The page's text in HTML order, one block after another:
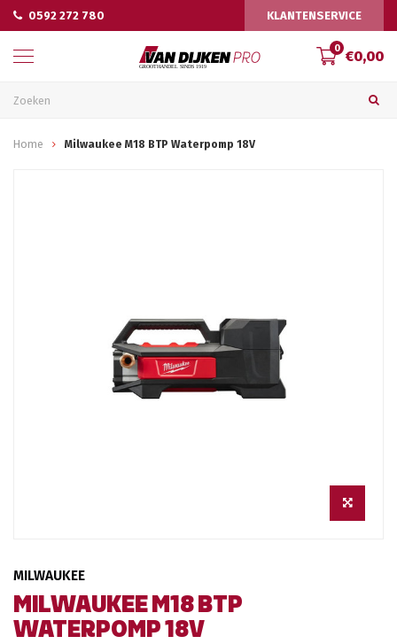
0592 272 780 KLANTENSERVICE
0 €0,00
Home Milwaukee M18 BTP Waterpomp 18V
MILWAUKEE M18 BTP
WATERPOMP 18V
MILWAUKEE